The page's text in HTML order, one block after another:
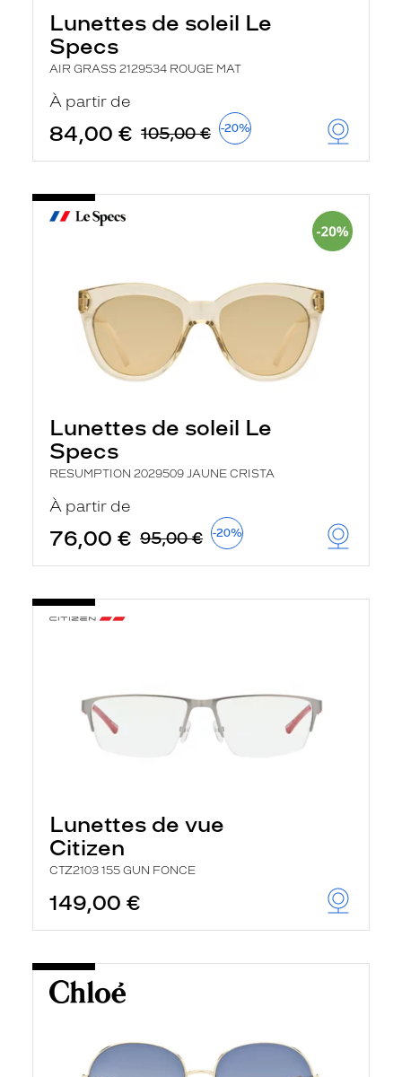
Lunettes de soleil Le
Specs
AIR GRASS 2129534 ROUGE MAT
À partir de
84,00 € 105,00 € -20%
Lunettes de soleil Le
Specs
RESUMPTION 2029509 JAUNE CRISTA
À partir de
76,00 € 95,00 € -20%
Lunettes de vue
Citizen
CTZ2103 155 GUN FONCE
149,00 €